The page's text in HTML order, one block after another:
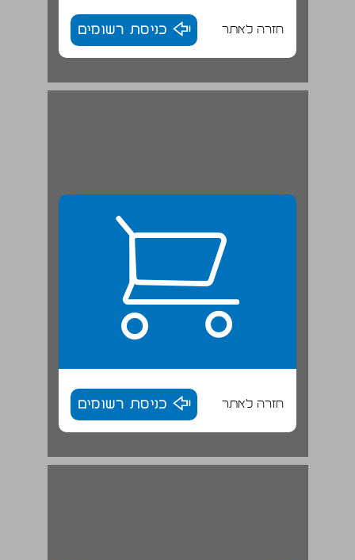
חזרה לאתר כניסת רשומים
חזרה לאתר כניסת רשומים